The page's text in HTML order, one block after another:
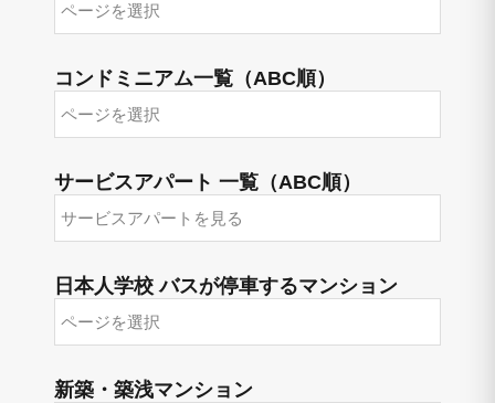
コンドミニアム一覧（ABC順）
サービスアパート 一覧（ABC順）
日本人学校 バスが停車するマンション
新築・築浅マンション